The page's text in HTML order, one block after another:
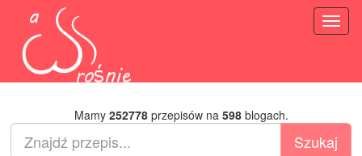
Mamy 252778przepisów na 598blogach.